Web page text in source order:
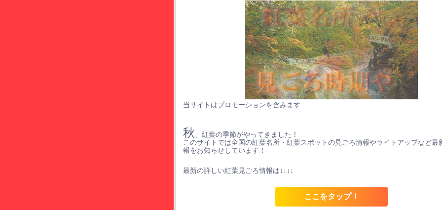
当サイトはプロモーションを含みます
秋
、紅葉の季節がやってきました！
このサイトでは全国の紅葉名所・紅葉スポットの見ごろ情報やライトアップなど最
報をお知らせしています！
最新の詳しい紅葉見ごろ情報は↓↓↓↓
ここをタップ！